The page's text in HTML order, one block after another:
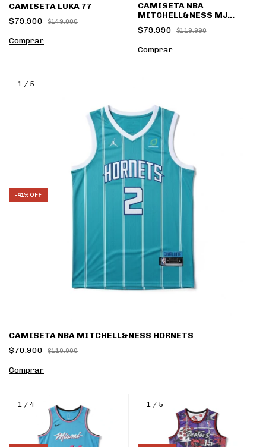
CAMISETA LUKA 77
$79.900
$149.000
Comprar
CAMISETA NBA
MITCHELL&NESS MJ
MADHOUSE
$79.990 $119.990
Comprar
1 / 5
-41% OFF
CAMISETA NBA MITCHELL&NESS HORNETS
$70.900
$119.900
Comprar
1 / 4 1/ 5